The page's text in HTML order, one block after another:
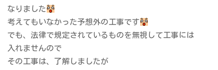
なりました
考えてもいなかった予想外の工事です
でも、法律で規定されているものを無視して工事には
入れませんので
その工事は、了解しましたが